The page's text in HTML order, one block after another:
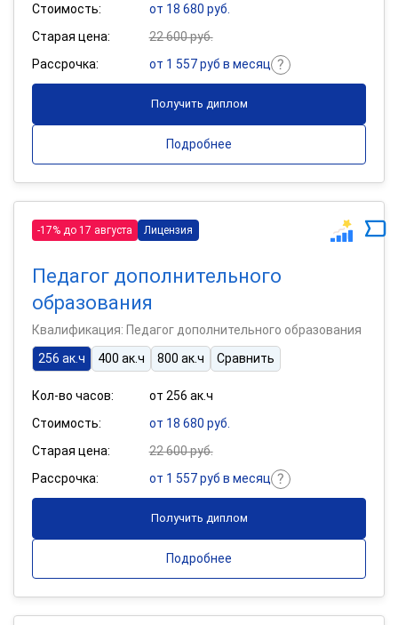
Стоимость:
от 18 680 руб.
Старая цена:
22 600 руб.
Рассрочка:
от 1 557 руб в месяц
Получить диплом
Подробнее
-17% до 17 августа Лицензия
Педагог дополнительного
образования
Квалификация: Педагог дополнительного образования
256 ак.ч
400 ак.ч 800 ак.ч Сравнить
Кол-во часов:
от 256 ак.ч
Стоимость:
от 18 680 руб.
Старая цена:
22 600 руб.
Рассрочка:
от 1 557 руб в месяц
Получить диплом
Подробнее